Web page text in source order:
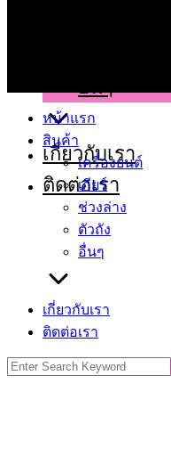
อื่นๆ
เกี่ยวกับเรา
ติดต่อเรา
หน้าแรก
สินค้า
เครื่องยนต์
เกียร์
ช่วงล่าง
ตัวถัง
อื่นๆ
เกี่ยวกับเรา
ติดต่อเรา
Search
for: